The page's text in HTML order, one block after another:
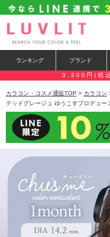
ランキング ブランド
3,300円(税
カラコン・コスメ通販TOP > カラコン
テッドグレージュ ゆうこすプロデュー